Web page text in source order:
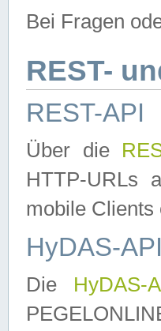
Bei Fragen
REST-
REST-API
Über die
HTTP-URLs
mobile Clients
HyDAS-API
Die HyDAS-